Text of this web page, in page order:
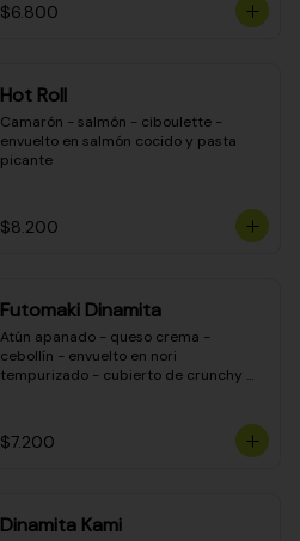
$6.800
Hot Roll
Camarón - salmón - ciboulette -
envuelto en salmón cocido y pasta
picante
$8.200
Futomaki Dinamita
Atún apanado - queso crema -
cebollín - envuelto en nori
tempurizado - cubierto de crunchy
$7.200
Dinamita Kami